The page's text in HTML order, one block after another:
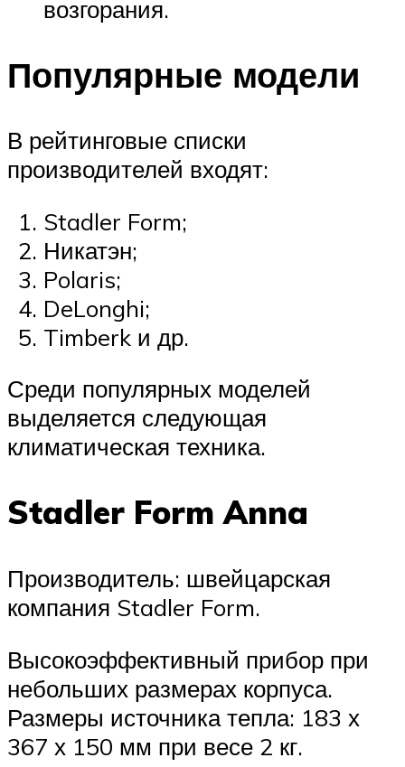
возгорания.
Популярные модели
В рейтинговые списки
производителей входят:
Stadler Form;
Никатэн;
Polaris;
DeLonghi;
Timberk и др.
Среди популярных моделей
выделяется следующая
климатическая техника.
Stadler Form Anna
Производитель: швейцарская
компания Stadler Form.
Высокоэффективный прибор при
небольших размерах корпуса.
Размеры источника тепла: 183 х
367 х 150 мм при весе 2 кг.